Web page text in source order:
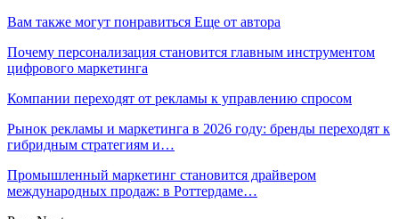
Вам также могут понравиться Еще от автора
Почему персонализация становится главным инструментом
цифрового маркетинга
Компании переходят от рекламы к управлению спросом
Рынок рекламы и маркетинга в 2026 году: бренды переходят к
гибридным стратегиям и…
Промышленный маркетинг становится драйвером
международных продаж: в Роттердаме…